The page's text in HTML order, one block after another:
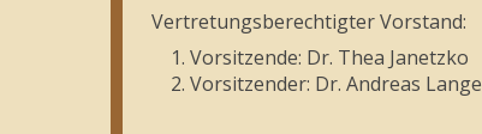
Vertretungsberechtigter Vorstand:
1. Vorsitzende: Dr. Thea Janetzko
2. Vorsitzender: Dr. Andreas Lange